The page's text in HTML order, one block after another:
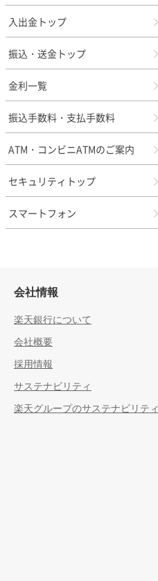
入出金トップ
振込・送金トップ
金利一覧
振込手数料・支払手数料
ATM・コンビニATMのご案内
セキュリティトップ
スマートフォン
会社情報
楽天銀行について
会社概要
採用情報
サステナビリティ
楽天グループのサステナビリティ